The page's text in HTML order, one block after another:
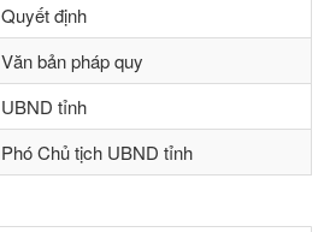
Quyết định
Văn bản pháp quy
UBND tỉnh
Phó Chủ tịch UBND tỉnh